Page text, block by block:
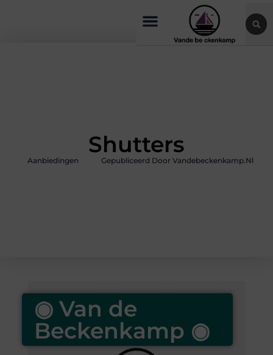
Shutters
Aanbiedingen Gepubliceerd Door Vandebeckenkamp.nl
◉ Van de
Beckenkamp ◉